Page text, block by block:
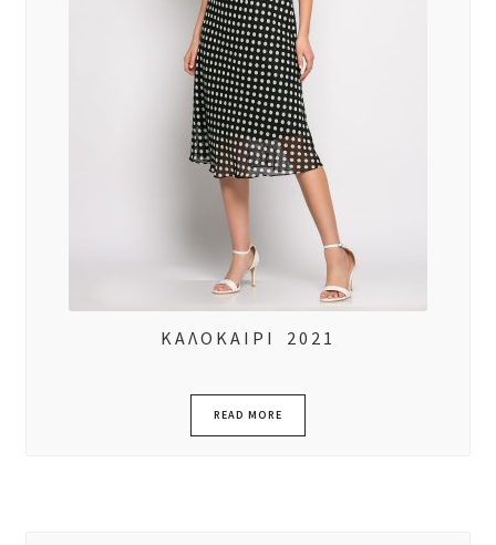
ΚΑΛΟΚΑΙΡΙ 2021
READ MORE